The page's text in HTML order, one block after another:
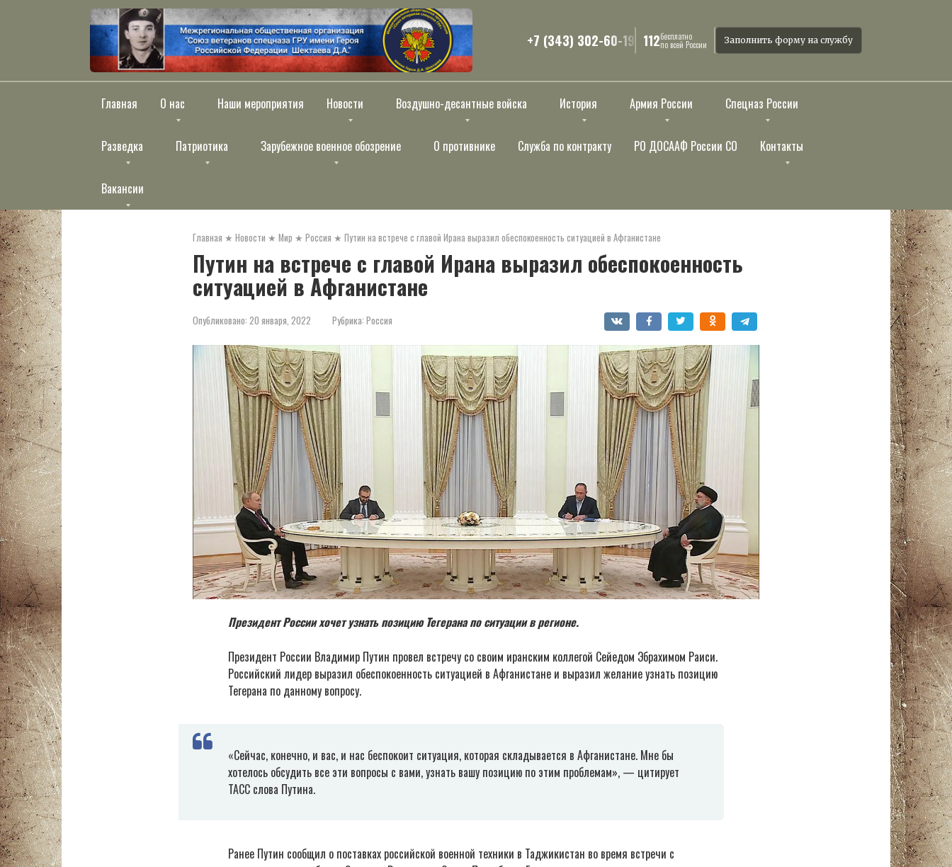
+7 (343) 302-60-19 112бесплатно
по всей России Заполнить форму на службу
Главная О нас Наши мероприятия Новости Воздушно-десантные войска История Армия России Спецназ России
Разведка Патриотика Зарубежное военное обозрение О противнике Служба по контракту РО ДОСААФ России СО Контакты
Вакансии
Главная ★ Новости ★ Мир ★ Россия ★ Путин на встрече с главой Ирана выразил обеспокоенность ситуацией в Афганистане
Путин на встрече с главой Ирана выразил обеспокоенность
ситуацией в Афганистане
Опубликовано: 20 января, 2022 Рубрика: Россия
Президент России хочет узнать позицию Тегерана по ситуации в регионе.
Президент России Владимир Путин провел встречу со своим иранским коллегой Сейедом Эбрахимом Раиси.
Российский лидер выразил обеспокоенность ситуацией в Афганистане и выразил желание узнать позицию
Тегерана по данному вопросу.
«Сейчас, конечно, и вас, и нас беспокоит ситуация, которая складывается в Афганистане. Мне бы
хотелось обсудить все эти вопросы с вами, узнать вашу позицию по этим проблемам», — цитирует
ТАСС слова Путина.
Ранее Путин сообщил о поставках российской военной техники в Таджикистан во время встречи с